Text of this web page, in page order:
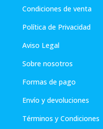
Condiciones de venta
Política de Privacidad
Aviso Legal
Sobre nosotros
Formas de pago
Envío y devoluciones
Términos y Condiciones